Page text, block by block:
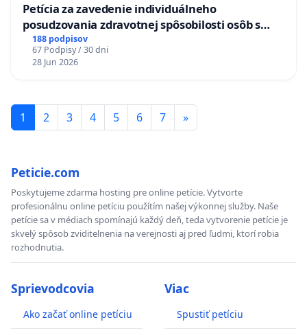
Petícia za zavedenie individuálneho
posudzovania zdravotnej spôsobilosti osôb s
diabetom 1. a 2. typu pri prijímaní do
Policajného zboru SR
188 podpisov
67 Podpisy / 30 dni
28 Jun 2026
1 2 3 4 5 6 7 »
Peticie.com
Poskytujeme zdarma hosting pre online petície. Vytvorte
profesionálnu online petíciu použítím našej výkonnej služby. Naše
petície sa v médiach spomínajú každý deň, teda vytvorenie petície je
skvelý spôsob zviditelnenia na verejnosti aj pred ľudmi, ktorí robia
rozhodnutia.
Sprievodcovia
Ako začať online petíciu
Viac
Spustiť petíciu